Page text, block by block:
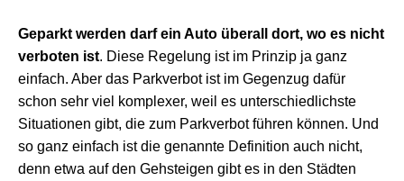
Geparkt werden darf ein Auto überall dort, wo es nicht
verboten ist. Diese Regelung ist im Prinzip ja ganz
einfach. Aber das Parkverbot ist im Gegenzug dafür
schon sehr viel komplexer, weil es unterschiedlichste
Situationen gibt, die zum Parkverbot führen können. Und
so ganz einfach ist die genannte Definition auch nicht,
denn etwa auf den Gehsteigen gibt es in den Städten